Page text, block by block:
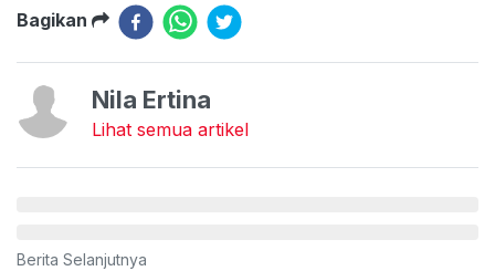
Bagikan
Nila Ertina
Lihat semua artikel
Berita Selanjutnya